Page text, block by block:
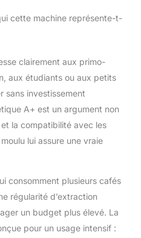
cette machine représente-t-
clairement aux primo-
aux étudiants ou aux petits
sans investissement
A+ est un argument non
la compatibilité avec les
lui assure une vraie
consomment plusieurs cafés
régularité d’extraction
un budget plus élevé. La
pour un usage intensif :